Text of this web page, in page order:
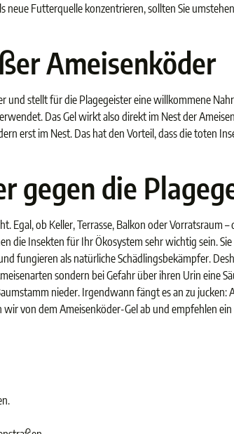
Futterquelle konzentrieren, sollten Sie
Ameisenköder
stellt für die Plagegeister eine willkommene
Das Gel wirkt also direkt im Nest der
erst im Nest. Das hat den Vorteil, dass die toten
gegen die
ob Keller, Terrasse, Balkon oder Vorratsraum
die Insekten für Ihr Ökosystem sehr wichtig sein.
fungieren als natürliche Schädlingsbekämpfer.
sondern bei Gefahr über ihren Urin eine
nieder. Irgendwann fängt es an zu
von dem Ameisenköder-Gel ab und empfehlen ein